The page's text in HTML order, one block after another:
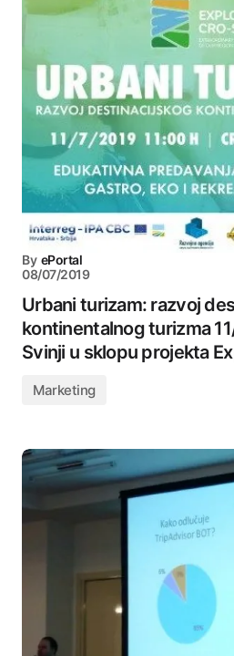
By ePortal
08/07/2019
Urbani turizam: razvoj
kontinentalnog turizma
Svinji u sklopu projekta
Marketing